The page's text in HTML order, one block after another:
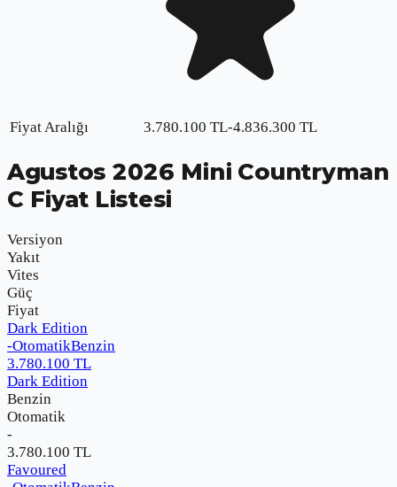
Fiyat Aralığı 3.780.100 TL-4.836.300 TL
Agustos 2026 Mini Countryman
C Fiyat Listesi
Versiyon
Yakıt
Vites
Güç
Fiyat
Dark Edition
-OtomatikBenzin
3.780.100 TL
Dark Edition
Benzin
Otomatik
-
3.780.100 TL
Favoured